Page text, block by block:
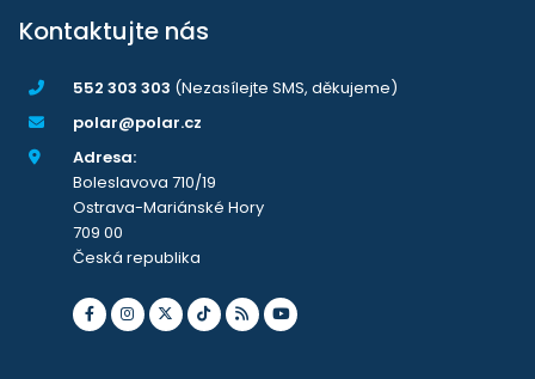
Kontaktujte nás
552 303 303 (Nezasílejte SMS, děkujeme)
polar@polar.cz
Adresa:
Boleslavova 710/19
Ostrava-Mariánské Hory
709 00
Česká republika